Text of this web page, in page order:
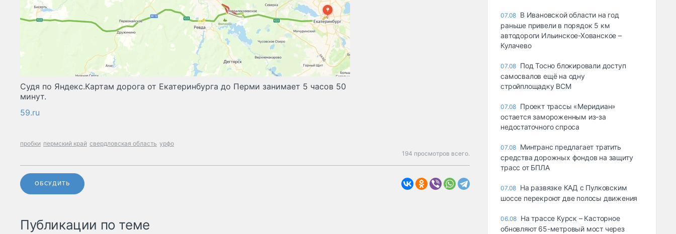
Судя по Яндекс.Картам дорога от Екатеринбурга до Перми занимает 5 часов 50
минут.
59.ru
пробки пермский край свердловская область урфо
194 просмотров всего.
ОБСУДИТЬ
Публикации по теме
07.08 В Ивановской области на год
раньше привели в порядок 5 км
автодороги Ильинское-Хованское –
Кулачево
07.08 Под Тосно блокировали доступ
самосвалов ещё на одну
стройплощадку ВСМ
07.08 Проект трассы «Меридиан»
остается замороженным из-за
недостаточного спроса
07.08 Минтранс предлагает тратить
средства дорожных фондов на защиту
трасс от БПЛА
07.08 На развязке КАД с Пулковским
шоссе перекроют две полосы движения
06.08 На трассе Курск – Касторное
обновляют 65-метровый мост через